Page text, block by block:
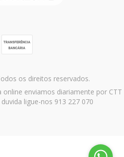
os direitos reservados.
online enviamos diariamente por CTT
ligue-nos 913 227 070